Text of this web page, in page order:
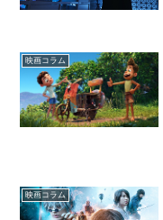
映画コラム
映画コラム